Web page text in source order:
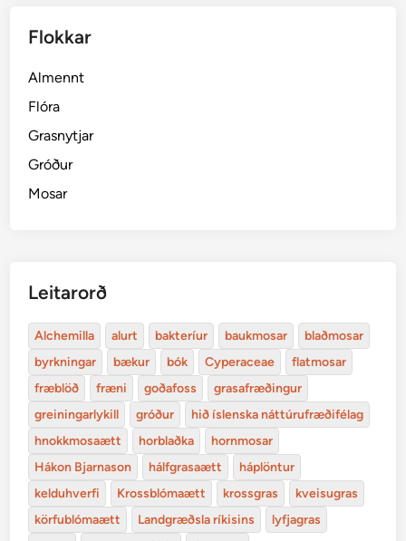
Flokkar
Almennt
Flóra
Grasnytjar
Gróður
Mosar
Leitarorð
Alchemilla alurt bakteríur baukmosar
blaðmosar
byrkningar
bækur bók Cyperaceae
flatmosar
fræblöð
fræni goðafoss
grasafræðingur
greiningarlykill
gróður
hið íslenska náttúrufræðifélag
hnokkmosaætt
horblaðka
hornmosar
Hákon Bjarnason
hálfgrasaætt
háplöntur
kelduhverfi
Krossblómaætt krossgras
kveisugras
körfublómaætt
Landgræðsla ríkisins
lyfjagras